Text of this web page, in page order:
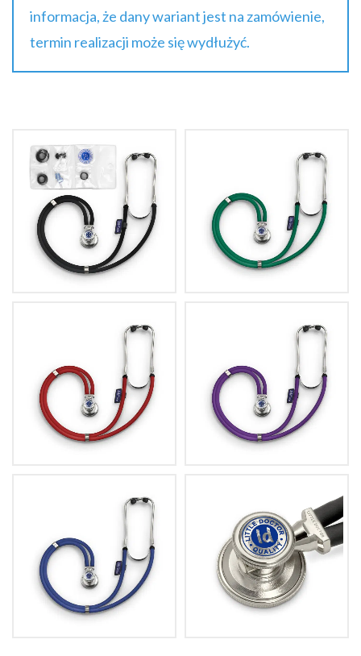
informacja, że dany wariant jest na zamówienie,
termin realizacji może się wydłużyć.